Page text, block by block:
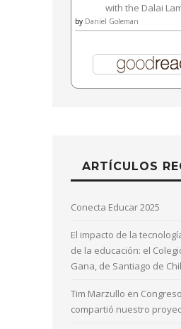
with the Dalai
by Daniel Goleman
ARTÍCULOS
Conecta Educar 2025
El impacto de la
de la educación: el
Gana, de Santiago de
Tim Marzullo en
compartió nuestro